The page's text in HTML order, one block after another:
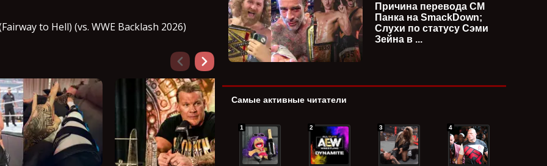
to Hell) (vs. WWE Backlash 2026)
Причина перевода СМ
Панка на SmackDown;
Слухи по статусу Сэми
Зейна в ...
Самые активные читатели
1 2 3 4